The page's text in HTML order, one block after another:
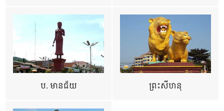
ប. មានជ័យ ព្រះសីហនុ